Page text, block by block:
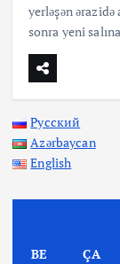
yerləşən ərazidə
sonra yeni
Русский
Azərbaycan
English
BE ÇA